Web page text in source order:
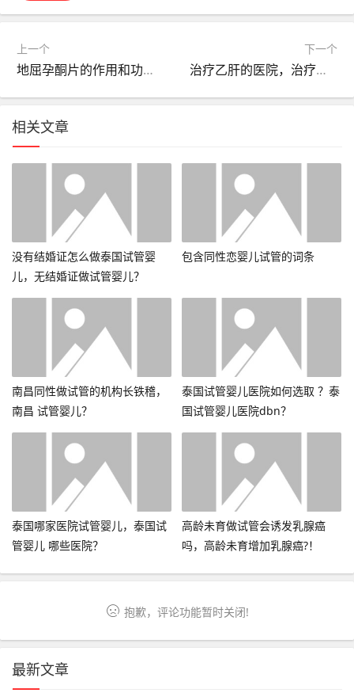
上一个
地屈孕酮片的作用和功效？地屈孕酮片的作用和功效说明书？
下一个
治疗乙肝的医院，治疗乙肝的医院武汉市有几家
相关文章
没有结婚证怎么做泰国试管婴
儿，无结婚证做试管婴儿？
包含同性恋婴儿试管的词条
南昌同性做试管的机构长铁稽，
南昌 试管婴儿？
泰国试管婴儿医院如何选取 ？泰
国试管婴儿医院dbn？
泰国哪家医院试管婴儿，泰国试
管婴儿 哪些医院？
高龄未育做试管会诱发乳腺癌
吗，高龄未育增加乳腺癌?！
抱歉，评论功能暂时关闭!
最新文章